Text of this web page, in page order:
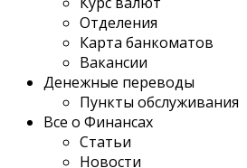
Отделения
Карта банкоматов
Вакансии
Денежные переводы
Пункты обслуживания
Все о Финансах
Статьи
Новости